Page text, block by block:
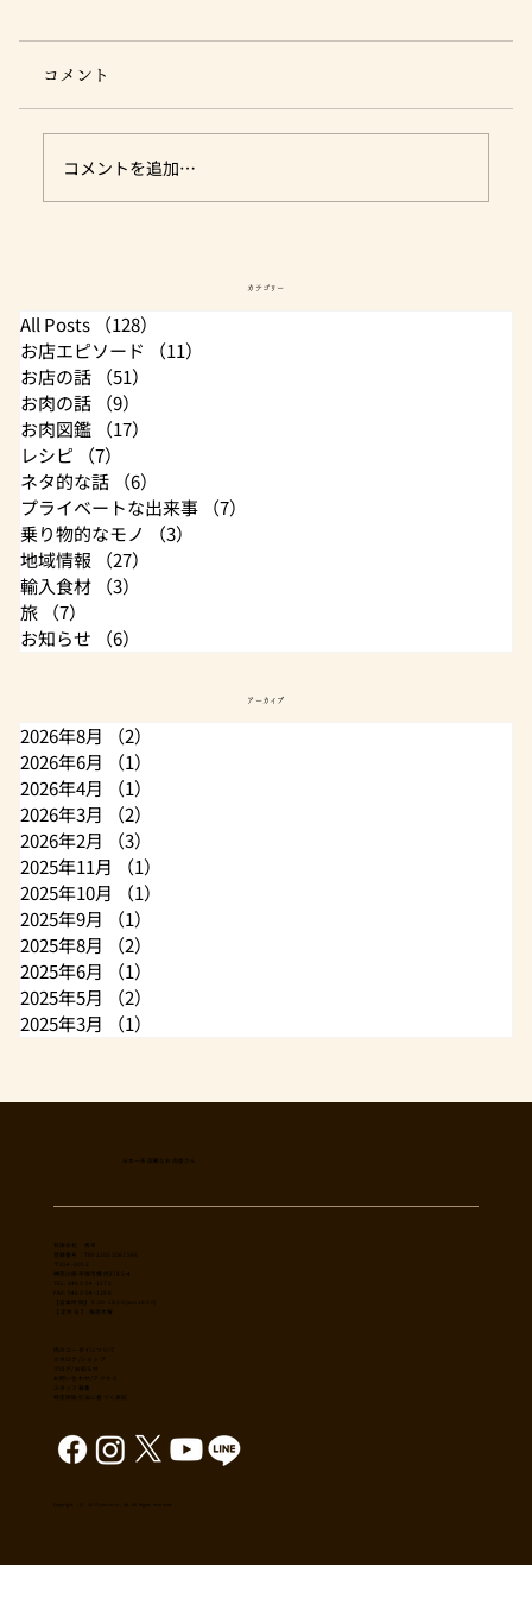
肉のユーダイ沿革（都度更新）
コメント
コメントを追加…
カテゴリー
All Posts （128）
お店エピソード
（11）
お店の話
（51）
お肉の話
（9）
お肉図鑑
（17）
レシピ
（7）
ネタ的な話
（6）
プライベートな出来事
（7）
乗り物的なモノ
（3）
地域情報
（27）
輸入食材
（3）
旅
（7）
お知らせ
（6）
アーカイブ
2026年8月 （2）
2026年6月
（1）
2026年4月
（1）
2026年3月
（2）
2026年2月
（3）
2025年11月
（1）
2025年10月
（1）
2025年9月
（1）
2025年8月
（2）
2025年6月
（1）
2025年5月
（2）
2025年3月
（1）
日本一多国籍なお肉屋さん
​有限会社 秀幸
登録番号：T8021002061566
〒254-0002
神奈川県平塚市横内3785-4
TEL: 0463-54-1173
FAX: 0463-54-1186
【営業時間】 9:30-19:30(sun18:30)
【 定休日 】 毎週木曜
肉のユーダイについて
カタログ/ショップ
ブログ/お知らせ
​お問い合わせ/アクセス
スタッフ募集
特定商取引法に基づく表記